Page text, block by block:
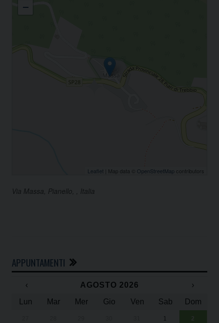
−
Leaflet | Map data © OpenStreetMap contributors
Via Massa, Pianello, , Italia
APPUNTAMENTI
‹ AGOSTO 2026
›
Lun
Mar Mer Gio Ven Sab Dom
1 2